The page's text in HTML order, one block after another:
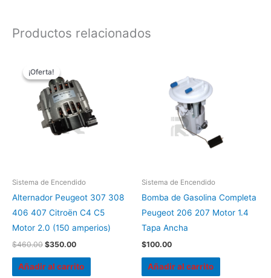
Productos relacionados
¡Oferta!
¡Oferta!
Sistema de Encendido
Alternador Peugeot 307 308
406 407 Citroën C4 C5
Motor 2.0 (150 amperios)
$460.00
precio
original
era:
$460.00.
$350.00
es:
$350.00.
Añadir al carrito
Sistema de Encendido
Bomba de Gasolina Completa
Peugeot 206 207 Motor 1.4
Tapa Ancha
$100.00
Añadir al carrito